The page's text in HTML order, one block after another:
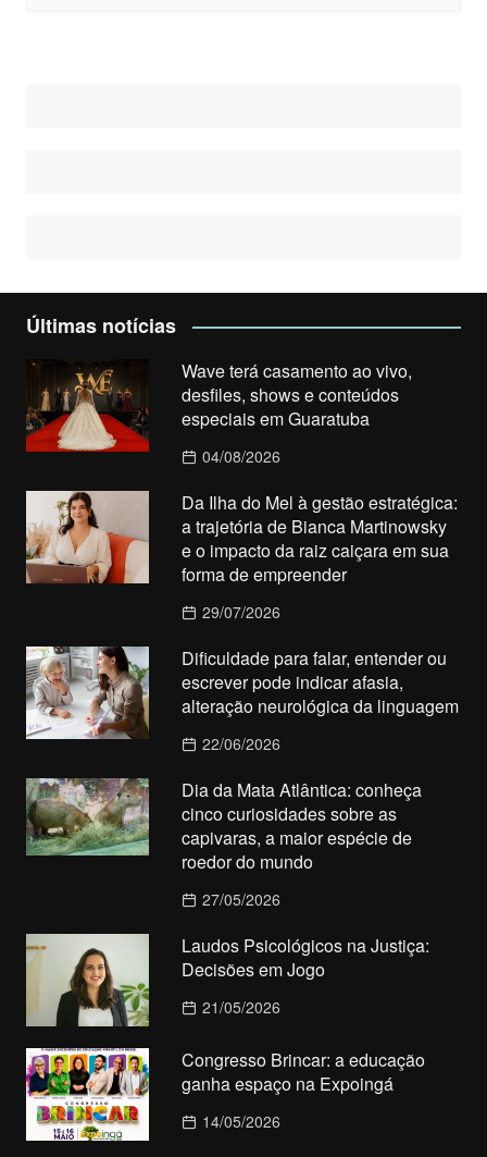
Últimas notícias
Wave terá casamento ao vivo,
desfiles, shows e conteúdos
especiais em Guaratuba
04/08/2026
Da Ilha do Mel à gestão estratégica:
a trajetória de Bianca Martinowsky
e o impacto da raiz caiçara em sua
forma de empreender
29/07/2026
Dificuldade para falar, entender ou
escrever pode indicar afasia,
alteração neurológica da linguagem
22/06/2026
Dia da Mata Atlântica: conheça
cinco curiosidades sobre as
capivaras, a maior espécie de
roedor do mundo
27/05/2026
Laudos Psicológicos na Justiça:
Decisões em Jogo
21/05/2026
Congresso Brincar: a educação
ganha espaço na Expoingá
14/05/2026